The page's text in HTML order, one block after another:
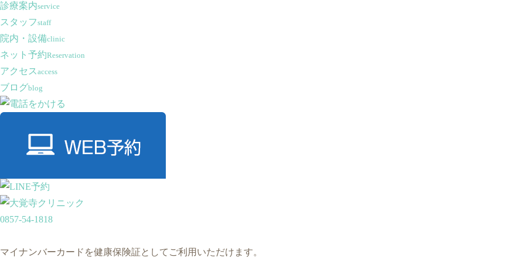
診療案内service
スタッフstaff
院内・設備clinic
ネット予約Reservation
アクセス access
ブログblog
0857-54-1818
マイナンバーカードを健康保険証としてご利用いただけます。